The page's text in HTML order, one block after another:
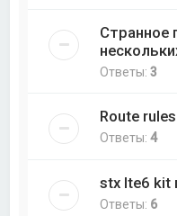
Странное
Ответы:3
Route
Ответы:4
stx lte6 kit
Ответы: 6